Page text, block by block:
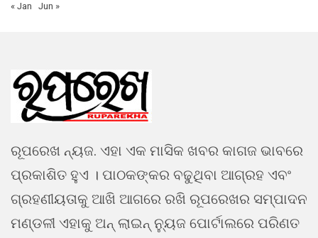
« Jan
Jun »
ରୂପରେଖ ନ୍ୟଜ. ଏହା ଏକ ମାସିକ ଖବର କାଗଜ ଭାବରେ
ପ୍ରକାଶିତ ହୁଏ । ପାଠକଙ୍କର ବଢୁଥିବା ଆଗ୍ରହ ଏବଂ
ଗ୍ରହଣୀୟତାକୁ ଆଖି ଆଗରେ ରଖି ରୂପରେଖର ସମ୍ପାଦନ
ମଣ୍ଡଳୀ ଏହାକୁ ଅନ୍ ଲାଇନ୍ ନ୍ୟୁଜ ପୋର୍ଟାଲରେ ପରିଣତ